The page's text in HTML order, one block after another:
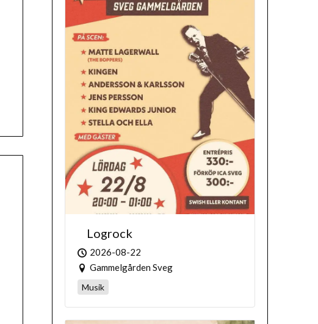
Logrock
2026-08-22
Gammelgården Sveg
Musik